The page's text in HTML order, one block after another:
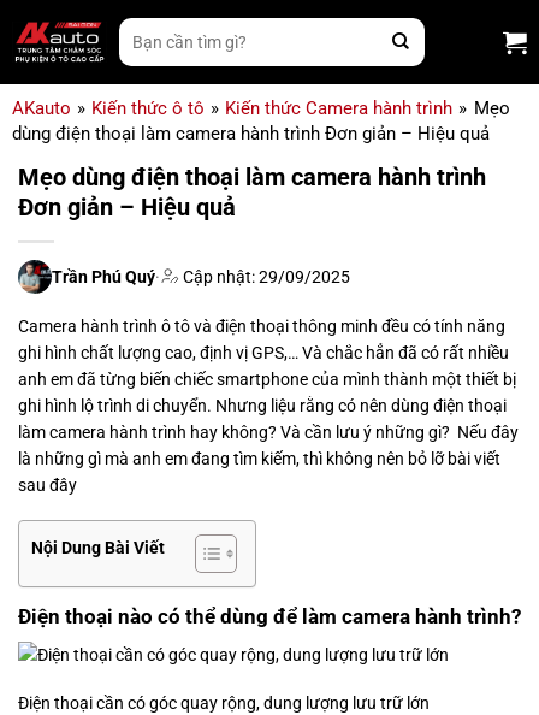
qua
nội
Tìm
kiếm:
AKauto » Kiến thức ô tô » Kiến thức Camera hành trình » Mẹo
dùng điện thoại làm camera hành trình Đơn giản – Hiệu quả
Mẹo dùng điện thoại làm camera hành trình
Đơn giản – Hiệu quả
Trần Phú Quý· Cập nhật: 29/09/2025
Camera hành trình ô tô và điện thoại thông minh đều có tính năng
ghi hình chất lượng cao, định vị GPS,… Và chắc hẳn đã có rất nhiều
anh em đã từng biến chiếc smartphone của mình thành một thiết bị
ghi hình lộ trình di chuyển. Nhưng liệu rằng có nên dùng điện thoại
làm camera hành trình hay không? Và cần lưu ý những gì? Nếu đây
là những gì mà anh em đang tìm kiếm, thì không nên bỏ lỡ bài viết
sau đây
Nội Dung Bài Viết
Điện thoại nào có thể dùng để làm camera hành trình?
Điện thoại cần có góc quay rộng, dung lượng lưu trữ lớn